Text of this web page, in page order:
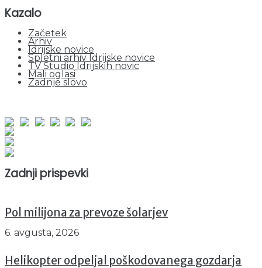
Kazalo
Začetek
Arhiv
Idrijske novice
Spletni arhiv Idrijske novice
TV Studio Idrijskih novic
Mali oglasi
Zadnje slovo
Zadnji prispevki
Pol milijona za prevoze šolarjev
6. avgusta, 2026
Helikopter odpeljal poškodovanega gozdarja